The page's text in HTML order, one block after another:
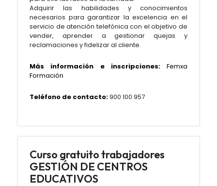
Adquirir las habilidades y conocimientos
necesarios para garantizar la excelencia en el
servicio de atención telefónica con el objetivo de
vender, aprender a gestionar quejas y
reclamaciones y fidelizar al cliente.
Más información e inscripciones:Femxa
Formación
Teléfono de contacto:900 100 957
Curso gratuito trabajadores
GESTIÓN DE CENTROS
EDUCATIVOS